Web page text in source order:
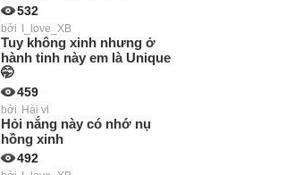
532
bởi I_love_XB
Tuy không xinh nhưng ở
hành tinh này em là Unique
🤭
459
bởi Hài vl
Hỏi nắng này có nhớ nụ
hồng xinh
492